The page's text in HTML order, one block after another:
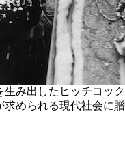
み出したヒッチコック
求められる現代社会に贈